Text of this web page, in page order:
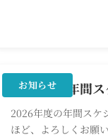
お知らせ
2026年度の年間スケ
ほど、よろしくお願